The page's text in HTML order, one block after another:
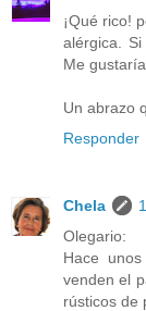
¡Qué rico!
alérgica.
Me
Un abrazo
Responder
Chela
Olegario:
Hace
venden el
rústicos de